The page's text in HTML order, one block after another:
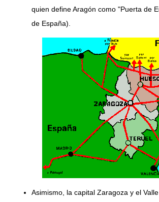
quien define Aragón como "Puerta de
de España).
Asimismo, la capital Zaragoza y el